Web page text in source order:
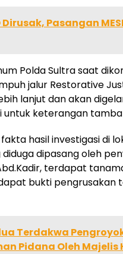
Pasangan
Polda Sultra saat
jalur Restorative
lanjut dan akan
keterangan
hasil investigasi di
dipasang oleh
terdapat
bukti pengrusakan
Terdakwa
Pidana Oleh Majelis